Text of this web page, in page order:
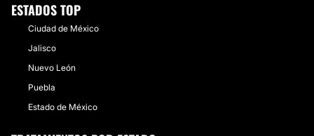
ESTADOS TOP
Ciudad de México
Jalisco
Nuevo León
Puebla
Estado de México